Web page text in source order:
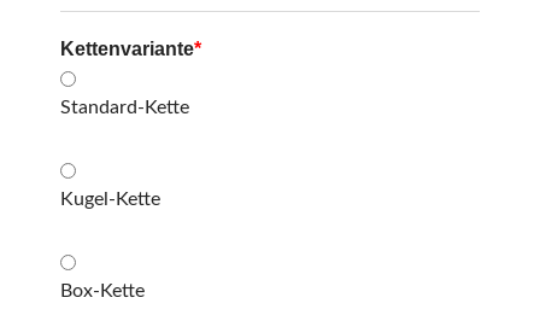
*
Kettenvariante
Standard-Kette
Kugel-Kette
Box-Kette